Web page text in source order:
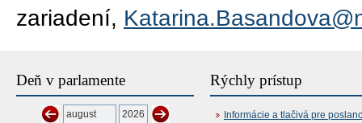
zariadení,
Deň v parlamente Rýchly prístup
Informácie a tlačivá pre